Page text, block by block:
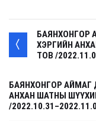
БАЯНХОНГОР
ХЭРГИЙН
ТОВ /
БАЯНХОНГОР АЙМАГ
АНХАН ШАТНЫ
/